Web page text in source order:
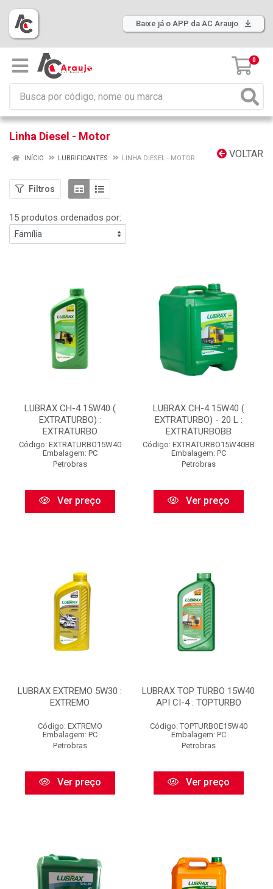
Baixe já o APP da AC Araujo
0
Linha Diesel - Motor
VOLTAR
INÍCIO LUBRIFICANTES LINHA DIESEL - MOTOR
Filtros
15 produtos ordenados por:
LUBRAX CH-4 15W40 (
EXTRATURBO) :
EXTRATURBO
Código: EXTRATURBO15W40
Embalagem: PC
Petrobras
Ver preço
LUBRAX CH-4 15W40 (
EXTRATURBO) - 20 L :
EXTRATURBOBB
Código: EXTRATURBO15W40BB
Embalagem: PC
Petrobras
Ver preço
LUBRAX EXTREMO 5W30 :
EXTREMO
Código: EXTREMO
Embalagem: PC
Petrobras
Ver preço
LUBRAX TOP TURBO 15W40
API CI-4 : TOPTURBO
Código: TOPTURBOE15W40
Embalagem: PC
Petrobras
Ver preço